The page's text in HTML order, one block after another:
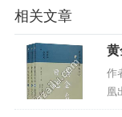
相关文章
黄
资
作
凰
N